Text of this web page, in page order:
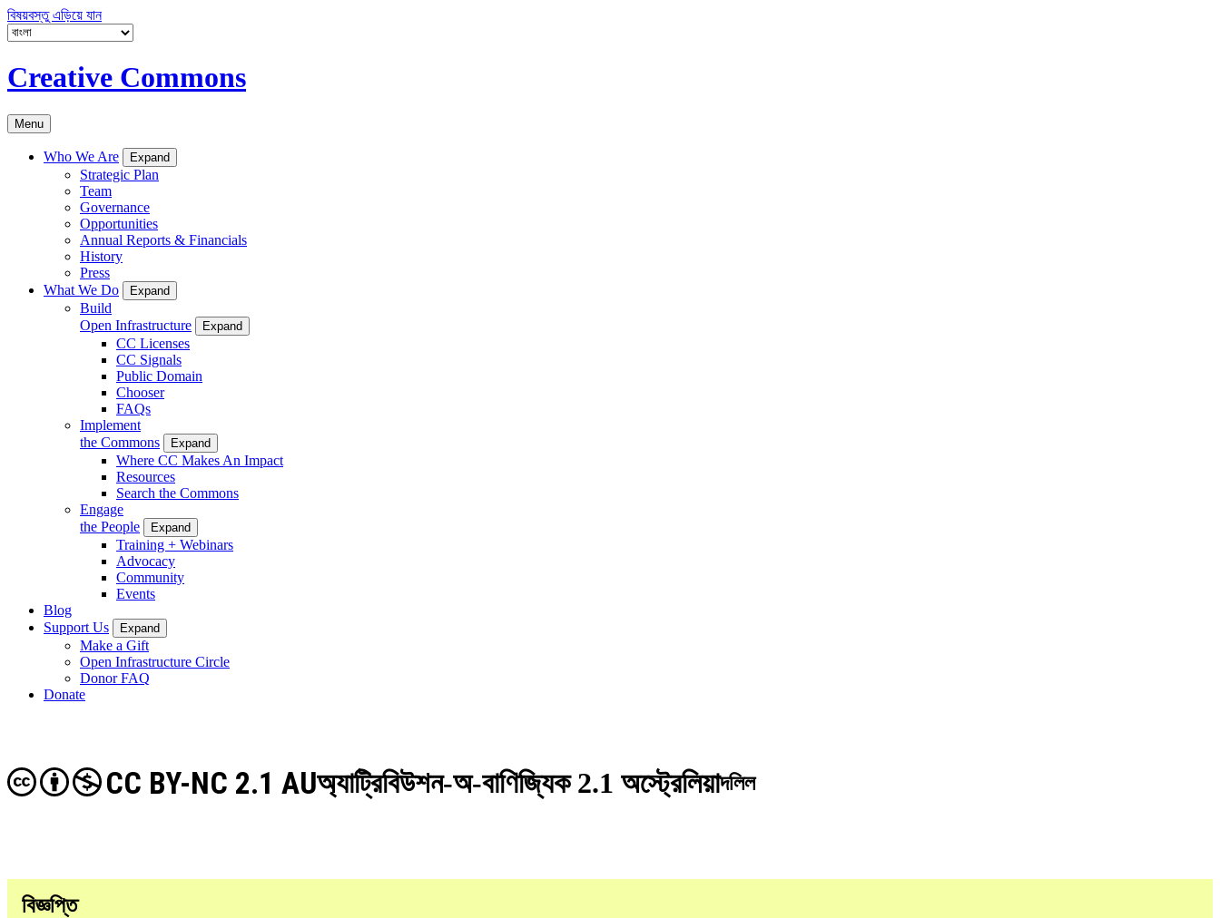
বিষয়বস্তু এড়িয়ে যান
Creative Commons
Menu
Who We Are Expand
Strategic Plan
Team
Governance
Opportunities
Annual Reports & Financials
History
Press
What We Do
Expand
Build
Open Infrastructure
Expand
CC Licenses
CC Signals
Public Domain
Chooser
FAQs
Implement
the Commons
Expand
Where CC Makes An Impact
Resources
Search the Commons
Engage
the People
Expand
Training + Webinars
Advocacy
Community
Events
Blog
Support Us
Expand
Make a Gift
Open Infrastructure Circle
Donor FAQ
Donate
অ্যাট্রিবিউশন-অ-বাণিজ্যিক 2.1 অস্ট্রেলিয়া
CC BY-NC 2.1 AU দলিল
বিজ্ঞপ্তি